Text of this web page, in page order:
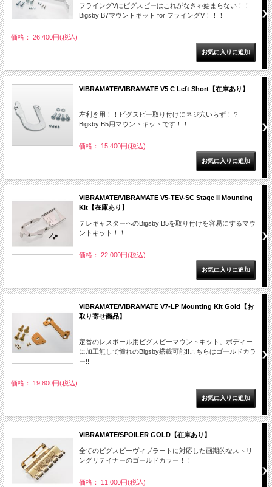
フライングVにビグスビーはこれがなきゃ始まらない！！
Bigsby B7マウントキット for フライングV！！！
価格： 26,400円(税込)
VIBRAMATE/VIBRAMATE V5 C Left Short【在庫あり】
左利き用！！ビグスビー取り付けにネジ穴いらず！？
Bigsby B5用マウントキットです！！
価格： 15,400円(税込)
VIBRAMATE/VIBRAMATE V5-TEV-SC Stage II Mounting
Kit【在庫あり】
テレキャスターへのBigsby B5を取り付けを容易にするマウ
ントキット！！
価格： 22,000円(税込)
VIBRAMATE/VIBRAMATE V7-LP Mounting Kit Gold【お
取り寄せ商品】
定番のレスポール用ビグスビーマウントキット。ボディー
に加工無しで憧れのBigsby搭載可能!!こちらはゴールドカラ
ー!!
価格： 19,800円(税込)
VIBRAMATE/SPOILER GOLD【在庫あり】
全てのビグスビーヴィブラートに対応した画期的なストリ
ングリテイナーのゴールドカラー！！
価格： 11,000円(税込)